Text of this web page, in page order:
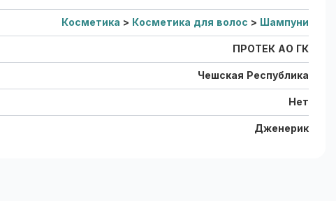
Косметика > Косметика для волос > Шампуни
ПРОТЕК АО ГК
Чешская Республика
Нет
Дженерик